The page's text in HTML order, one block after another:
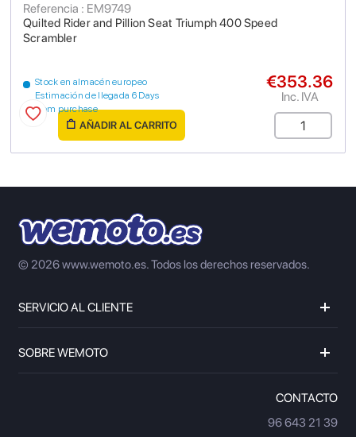
Quilted Rider and Pillion Seat Triumph 400 Speed
Scrambler
Referencia : EM9749
Stock en almacén europeo
Estimación de llegada 6 Days
from purchase
€353.36
Inc. IVA
AÑADIR AL CARRITO
© 2026 www.wemoto.es.Todos los derechos reservados.
SERVICIO AL CLIENTE
SOBRE WEMOTO
CONTACTO
96 643 21 39